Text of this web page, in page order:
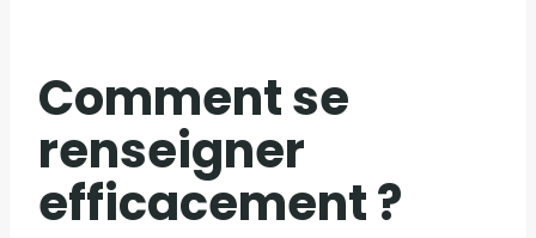
Comment se
renseigner
efficacement ?